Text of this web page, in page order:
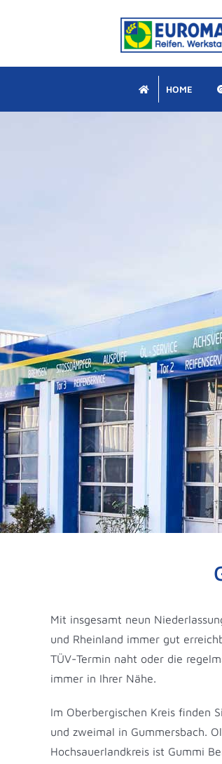
HOME
Mit insgesamt neun
und Rheinland immer gut
TÜV-Termin naht oder die
immer in Ihrer Nähe.
Im Oberbergischen Kreis finden
und zweimal in Gummersbach.
Hochsauerlandkreis ist Gummi